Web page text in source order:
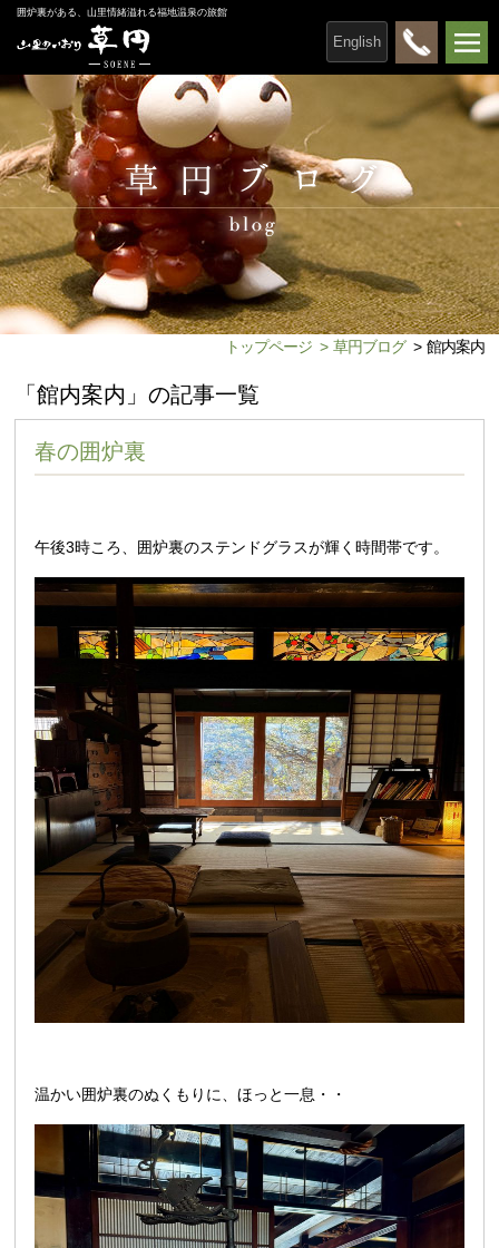
囲炉裏がある、山里情緒溢れる福地温泉の旅館
English
トップページ > 草円ブログ > 館内案内
「館内案内」の記事一覧
春の囲炉裏
午後3時ころ、囲炉裏のステンドグラスが輝く時間帯です。
温かい囲炉裏のぬくもりに、ほっと一息・・